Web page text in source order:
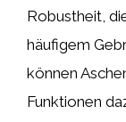
Robustheit,
häufigem
können
Funktionen